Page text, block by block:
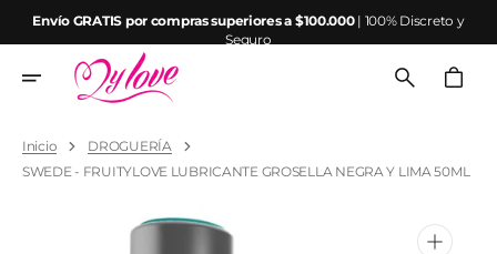
directamente
al
contenido
Envío GRATIS por compras superiores a $100.000| 100% Discreto y
Seguro
Carrito
Inicio
DROGUERÍA
SWEDE - FRUITYLOVE LUBRICANTE GROSELLA NEGRA Y LIMA 50ML